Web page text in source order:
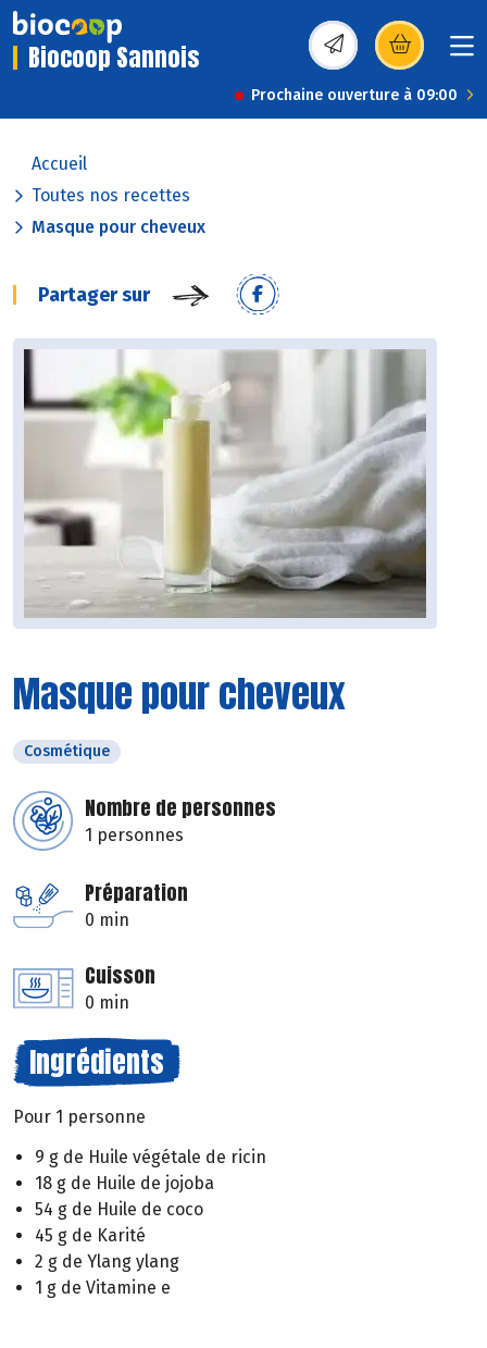
Biocoop Sannois (s’ouvre dans une
Prochaine ouverture à 09:00
Accueil
Toutes nos recettes
Masque pour cheveux
Partager sur
Masque pour cheveux
Cosmétique
Nombre de personnes
1 personnes
Préparation
0 min
Cuisson
0 min
Ingrédients
Pour 1 personne
9 g de Huile végétale de ricin
18 g de Huile de jojoba
54 g de Huile de coco
45 g de Karité
2 g de Ylang ylang
1 g de Vitamine e